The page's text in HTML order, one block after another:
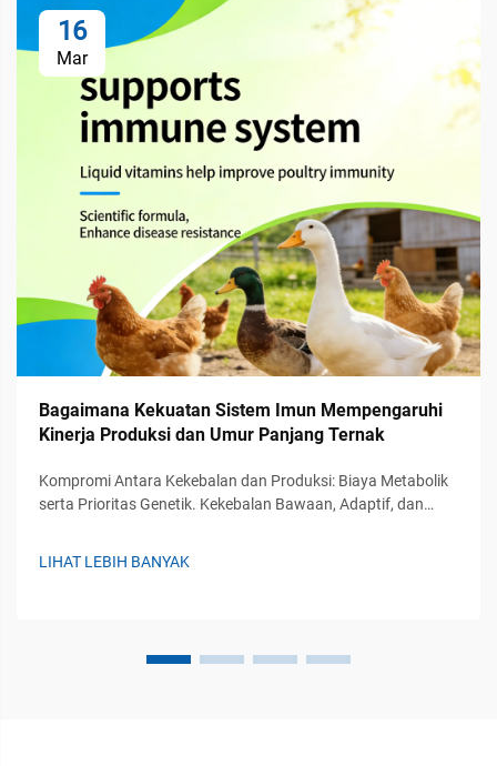
16
Mar
Bagaimana Kekuatan Sistem Imun Mempengaruhi
Kinerja Produksi dan Umur Panjang Ternak
Kompromi Antara Kekebalan dan Produksi: Biaya Metabolik
serta Prioritas Genetik. Kekebalan Bawaan, Adaptif, dan
LIHAT LEBIH BANYAK